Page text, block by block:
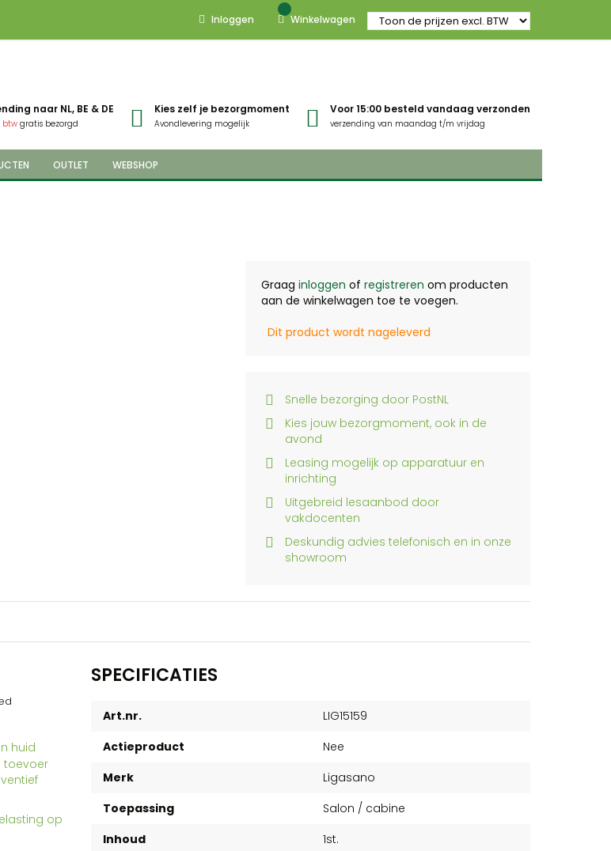
Inloggen Winkelwagen
naar NL, BE & DE
btw gratis bezorgd
Kies zelf je bezorgmoment
Avondlevering mogelijk
Voor 15:00 besteld vandaag verzonden
verzending van maandag t/m vrijdag
OUTLET WEBSHOP
Graag inloggen of registreren om producten
aan de winkelwagen toe te voegen.
Dit product wordt nageleverd
Snelle bezorging door PostNL
Kies jouw bezorgmoment, ook in de
avond
Leasing mogelijk op apparatuur en
inrichting
Uitgebreid lesaanbod door
vakdocenten
Deskundig advies telefonisch en in onze
showroom
huid
toevoer
op
SPECIFICATIES
Art.nr.
LIG15159
Actieproduct
Nee
Merk
Ligasano
Toepassing
Salon / cabine
Inhoud
1st.